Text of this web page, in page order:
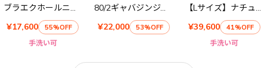
ブラエクホールニット
¥17,600
55%OFF
手洗い可
80/2ギャバジンジャケット
¥22,000
53%OFF
【Lサイズ】ナチュラルチノオールインワン
¥39,600
41%OFF
手洗い可